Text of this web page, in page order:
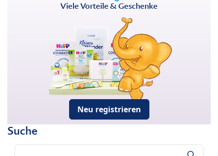
Viele Vorteile & Geschenke
Neu registrieren
Suche